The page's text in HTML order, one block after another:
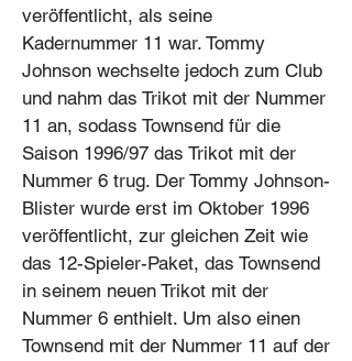
veröffentlicht, als seine
Kadernummer 11 war. Tommy
Johnson wechselte jedoch zum Club
und nahm das Trikot mit der Nummer
11 an, sodass Townsend für die
Saison 1996/97 das Trikot mit der
Nummer 6 trug. Der Tommy Johnson-
Blister wurde erst im Oktober 1996
veröffentlicht, zur gleichen Zeit wie
das 12-Spieler-Paket, das Townsend
in seinem neuen Trikot mit der
Nummer 6 enthielt. Um also einen
Townsend mit der Nummer 11 auf der